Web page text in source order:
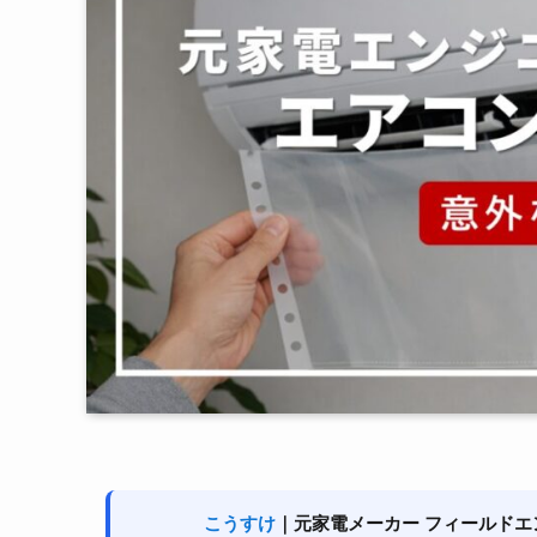
こうすけ ｜元家電メーカー フィールド